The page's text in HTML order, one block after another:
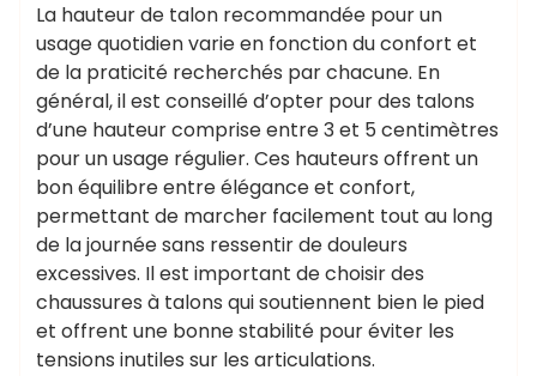
La hauteur de talon recommandée pour un
usage quotidien varie en fonction du confort et
de la praticité recherchés par chacune. En
général, il est conseillé d’opter pour des talons
d’une hauteur comprise entre 3 et 5 centimètres
pour un usage régulier. Ces hauteurs offrent un
bon équilibre entre élégance et confort,
permettant de marcher facilement tout au long
de la journée sans ressentir de douleurs
excessives. Il est important de choisir des
chaussures à talons qui soutiennent bien le pied
et offrent une bonne stabilité pour éviter les
tensions inutiles sur les articulations.